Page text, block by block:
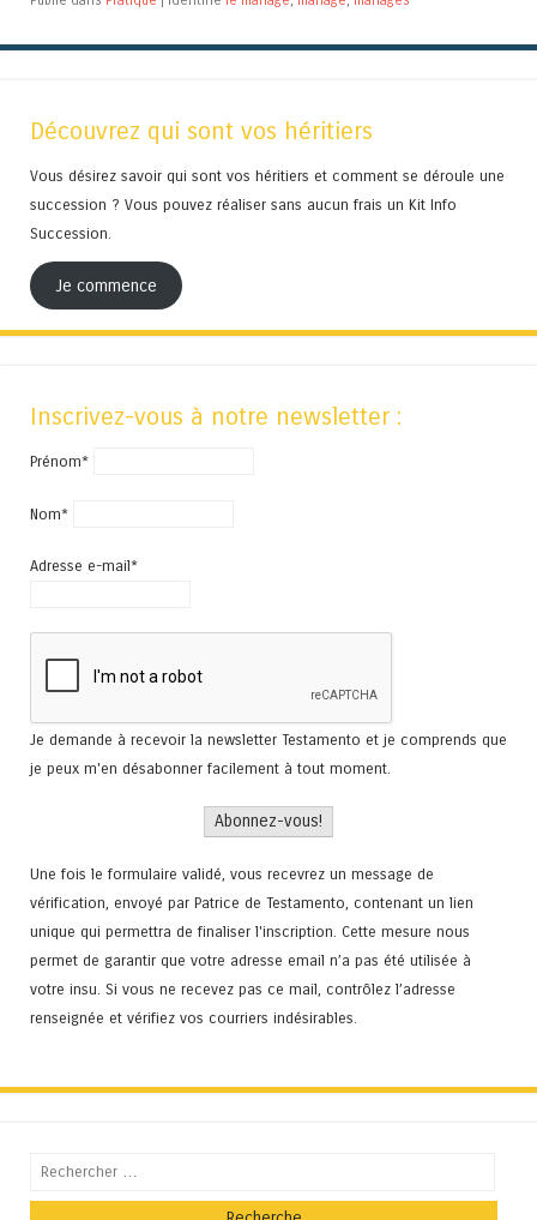
Découvrez qui sont vos héritiers
Vous désirez savoir qui sont vos héritiers et comment se déroule une
succession ? Vous pouvez réaliser sans aucun frais un Kit Info
Succession.
Je commence
Inscrivez-vous à notre newsletter :
Prénom*
Nom*
Adresse e-mail*
Je demande à recevoir la newsletter Testamento et je comprends que
je peux m'en désabonner facilement à tout moment.
Une fois le formulaire validé, vous recevrez un message de
vérification, envoyé par Patrice de Testamento, contenant un lien
unique qui permettra de finaliser l'inscription. Cette mesure nous
permet de garantir que votre adresse email n’a pas été utilisée à
votre insu. Si vous ne recevez pas ce mail, contrôlez l’adresse
renseignée et vérifiez vos courriers indésirables.
Recherche